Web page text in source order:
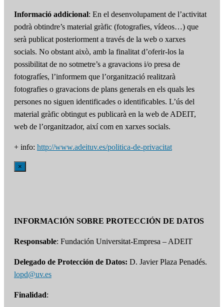
Informació addicional: En el desenvolupament de l’activitat
podrà obtindre’s material gràfic (fotografies, vídeos…) que
serà publicat posteriorment a través de la web o xarxes
socials. No obstant això, amb la finalitat d’oferir-los la
possibilitat de no sotmetre’s a gravacions i/o presa de
fotografíes, l’informem que l’organització realitzarà
fotografies o gravacions de plans generals en els quals les
persones no siguen identificades o identificables. L’ús del
material gràfic obtingut es publicarà en la web de ADEIT,
web de l’organitzador, així com en xarxes socials.
+ info: http://www.adeituv.es/politica-de-privacitat
×
INFORMACIÓN SOBRE PROTECCIÓN DE DATOS
Responsable: Fundación Universitat-Empresa – ADEIT
Delegado de Protección de Datos: D. Javier Plaza Penadés.
lopd@uv.es
Finalidad: